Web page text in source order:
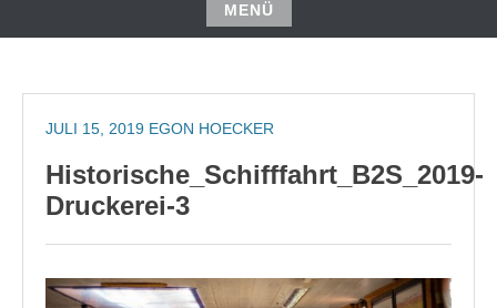
MENÜ
Zum
springen
JULI 15, 2019 EGON HOECKER
Historische_Schifffahrt_B2S_2019-
Druckerei-3